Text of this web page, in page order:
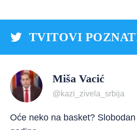
TVITOVI
Miša Vacić
@kazi_zivela_srbija
Oće neko na basket?